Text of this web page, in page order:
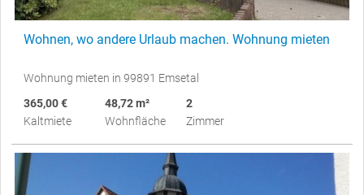
Wohnen, wo andere Urlaub machen. Wohnung mieten
Wohnung mieten in 99891 Emsetal
365,00 €
Kaltmiete
48,72 m²
Wohnfläche
2
Zimmer